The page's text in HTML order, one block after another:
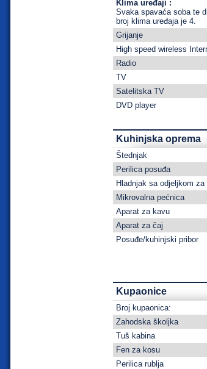
Klima uređaji :
Svaka spavaća soba te
broj klima uređaja je 4.
Grijanje
High speed wireless
Radio
TV
Satelitska TV
DVD player
Kuhinjska oprema
Štednjak
Perilica posuđa
Hladnjak sa odjeljkom
Mikrovalna pećnica
Aparat za kavu
Aparat za čaj
Posuđe/kuhinjski pribor
Kupaonice
Broj kupaonica:
Zahodska školjka
Tuš kabina
Fen za kosu
Perilica rublja